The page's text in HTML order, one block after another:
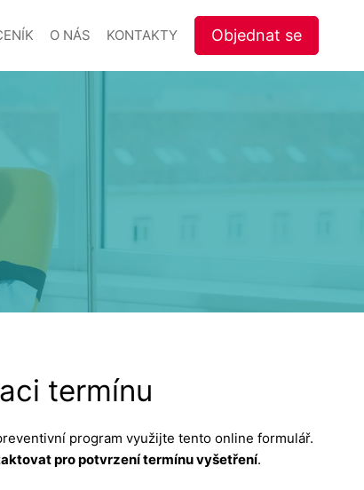
O NÁS KONTAKTY Objednat se
termínu
program využijte tento online formulář.
pro potvrzení termínu vyšetření.